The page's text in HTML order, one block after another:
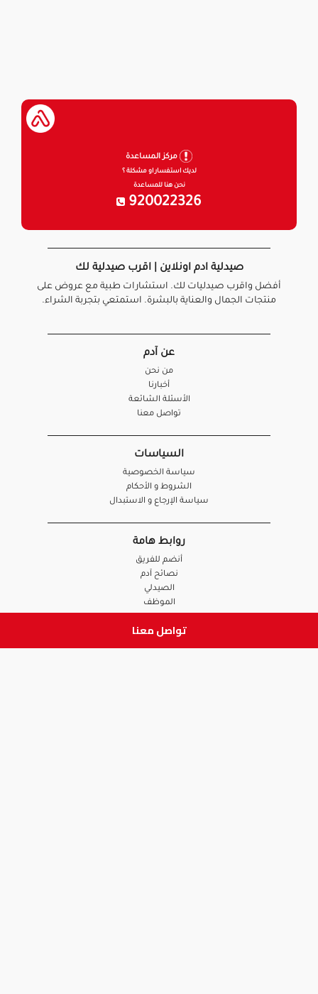
تواصل معنا
مركز المساعدة
لديك استفسار او مشكلة ؟
نحن هنا للمساعدة
920022326
صيدلية ادم اونلاين | اقرب صيدلية لك
أفضل واقرب صيدليات لك. استشارات طبية مع عروض على
منتجات الجمال والعناية بالبشرة. استمتعي بتجربة الشراء.
عن آدم
من نحن
أخبارنا
الأسئلة الشائعة
تواصل معنا
السياسات
سياسة الخصوصية
الشروط و الأحكام
سياسة الإرجاع و الاستبدال
روابط هامة
أنضم للفريق
نصائح آدم
الصيدلي
الموظف